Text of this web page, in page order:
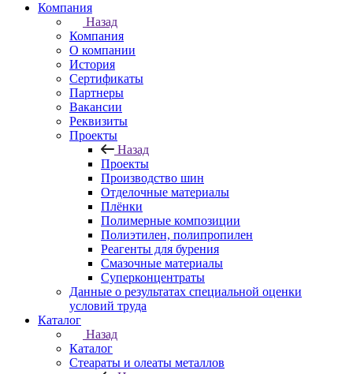
Компания
Назад
Компания
О компании
История
Сертификаты
Партнеры
Вакансии
Реквизиты
Проекты
Назад
Проекты
Производство шин
Отделочные материалы
Плёнки
Полимерные композиции
Полиэтилен, полипропилен
Реагенты для бурения
Смазочные материалы
Суперконцентраты
Данные о результатах специальной оценки
условий труда
Каталог
Назад
Каталог
Стеараты и олеаты металлов